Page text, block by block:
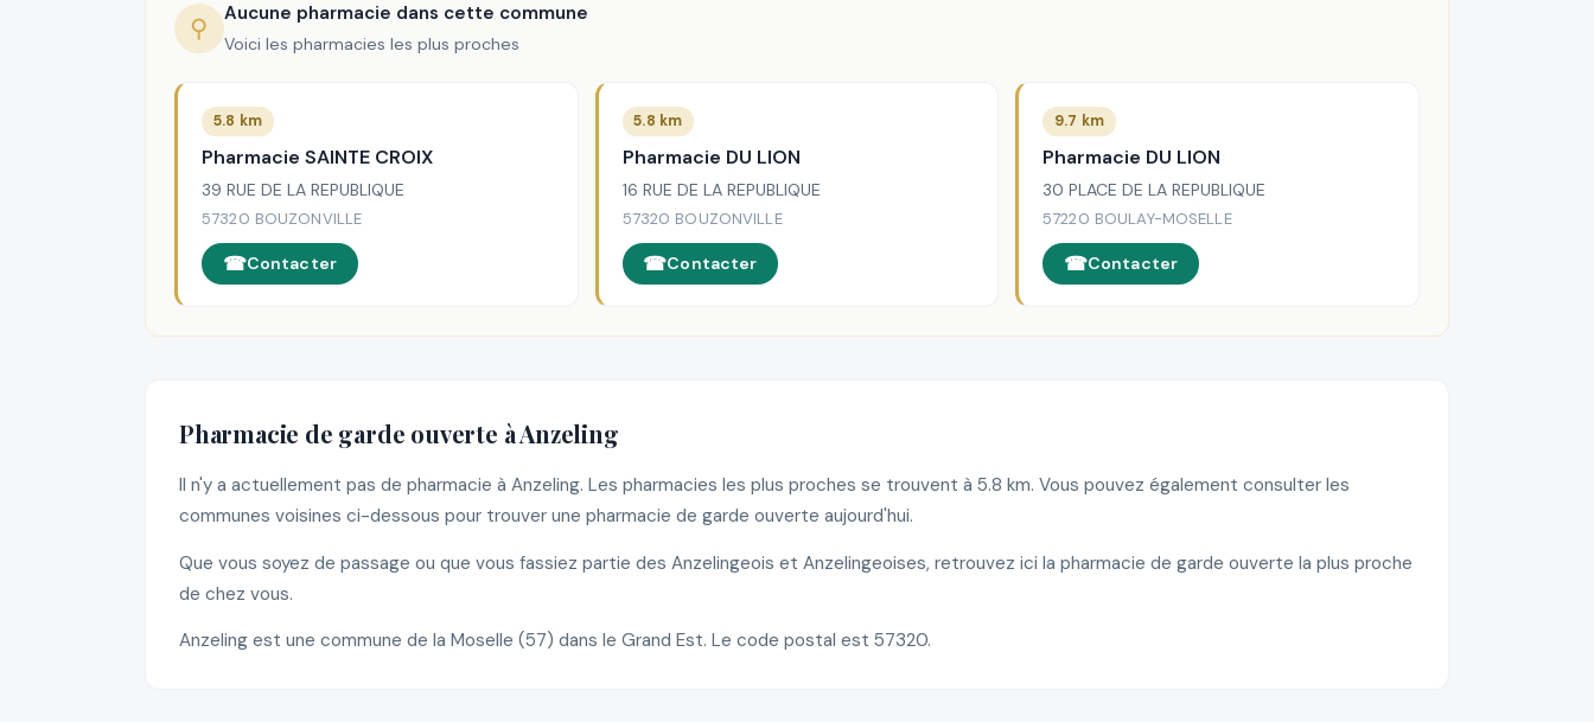
⚲ Aucune pharmacie dans cette commune
Voici les pharmacies les plus proches
5.8 km
Pharmacie SAINTE CROIX
39 RUE DE LA REPUBLIQUE
57320 BOUZONVILLE
Contacter
5.8 km
Pharmacie DU LION
16 RUE DE LA REPUBLIQUE
57320 BOUZONVILLE
Contacter
9.7 km
Pharmacie DU LION
30 PLACE DE LA REPUBLIQUE
57220 BOULAY-MOSELLE
Contacter
Pharmacie de garde ouverte à Anzeling
Il n'y a actuellement pas de pharmacie à Anzeling. Les pharmacies les plus proches se trouvent à 5.8 km. Vous pouvez également consulter les
communes voisines ci-dessous pour trouver une pharmacie de garde ouverte aujourd'hui.
Que vous soyez de passage ou que vous fassiez partie des Anzelingeois et Anzelingeoises, retrouvez ici la pharmacie de garde ouverte la plus proche
de chez vous.
Anzeling est une commune de la Moselle (57) dans le Grand Est. Le code postal est 57320.